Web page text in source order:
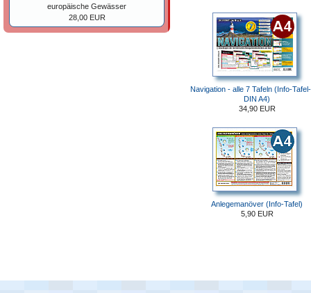
Navigation - alle 7 Tafeln (Info-
DIN A4)
34,90 EUR
Anlegemanöver (Info-Tafel)
5,90 EUR
europäische Gewässer
28,00 EUR